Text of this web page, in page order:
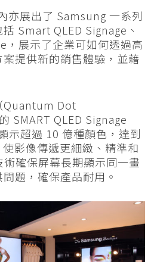
亦展出了 Samsung 一系列
Smart QLED Signage、
，展示了企業可如何透過高
提供新的銷售體驗，並藉
Quantum Dot
SMART QLED Signage
示超過 10 億種顏色，達到
影像傳遞更細緻、精準和
術確保屏幕長期顯示同一畫
題，確保產品耐用。